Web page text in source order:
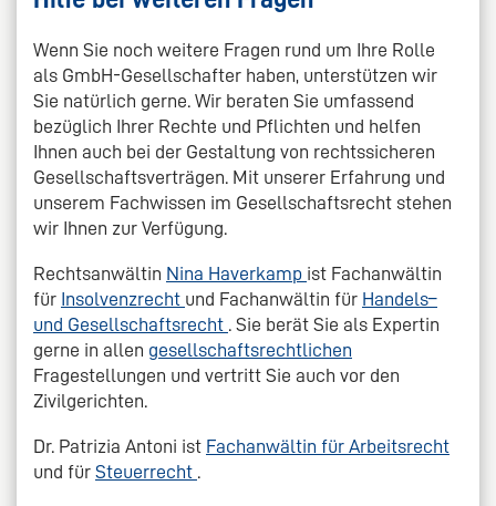
Wenn Sie noch weitere Fragen rund um Ihre Rolle
als GmbH-Gesellschafter haben, unterstützen wir
Sie natürlich gerne. Wir beraten Sie umfassend
bezüglich Ihrer Rechte und Pflichten und helfen
Ihnen auch bei der Gestaltung von rechtssicheren
Gesellschaftsverträgen. Mit unserer Erfahrung und
unserem Fachwissen im Gesellschaftsrecht stehen
wir Ihnen zur Verfügung.
Rechtsanwältin Nina Haverkamp ist Fachanwältin
für Insolvenzrecht und Fachanwältin für Handels–
und Gesellschaftsrecht . Sie berät Sie als Expertin
gerne in allen gesellschaftsrechtlichen
Fragestellungen und vertritt Sie auch vor den
Zivilgerichten.
Dr. Patrizia Antoni ist Fachanwältin für Arbeitsrecht
und für Steuerrecht .